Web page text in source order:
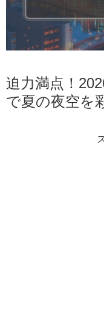
迫力満点！
で夏の夜空を